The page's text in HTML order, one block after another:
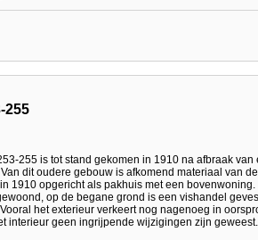
255
255 is tot stand gekomen in 1910 na afbraak
dit oudere gebouw is afkomend materiaal van
1910 opgericht als pakhuis met een
op de begane grond is een vishandel
het exterieur verkeert nog nagenoeg in
interieur geen ingrijpende wijzigingen zijn geweest.